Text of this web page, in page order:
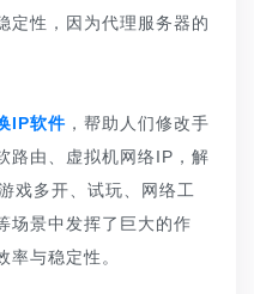
定性，因为代理服务器的
IP软件 ，帮助人们修改手
路由、虚拟机网络IP，解
戏多开、试玩、网络工
场景中发挥了巨大的作
率与稳定性。